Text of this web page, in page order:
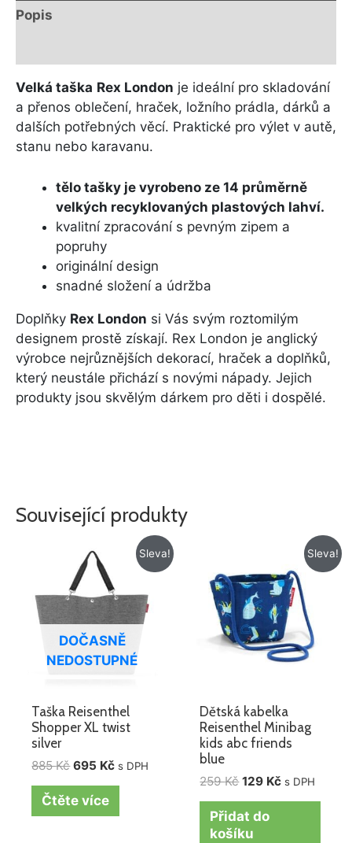
Popis
Velká taška Rex London je ideální pro skladování
a přenos oblečení, hraček, ložního prádla, dárků a
dalších potřebných věcí. Praktické pro výlet v autě,
stanu nebo karavanu.
tělo tašky je vyrobeno ze 14 průměrně
velkých recyklovaných plastových lahví.
kvalitní zpracování s pevným zipem a
popruhy
originální design
snadné složení a údržba
Doplňky Rex London si Vás svým roztomilým
designem prostě získají. Rex London je anglický
výrobce nejrůznějších dekorací, hraček a doplňků,
který neustále přichází s novými nápady. Jejich
produkty jsou skvělým dárkem pro děti i dospělé.
Související produkty
Sleva!
DOČASNĚ
NEDOSTUPNÉ
Taška Reisenthel
Shopper XL twist
silver
885Kč
Původní
cena
byla:
885 Kč.
695 Kč
Aktuální
cena
695 Kč.
s DPH
Čtěte více
Sleva!
Dětská kabelka
Reisenthel Minibag
kids abc friends
blue
259Kč
byla:
259 Kč.
129 Kč
Aktuální
cena
je:
129 Kč.
s DPH
Přidat do
košíku